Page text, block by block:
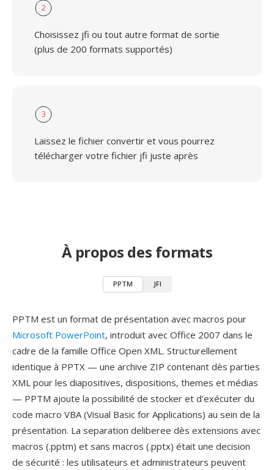
2
Choisissez jfi ou tout autre format de sortie
(plus de 200 formats supportés)
3
Laissez le fichier convertir et vous pourrez
télécharger votre fichier jfi juste après
À propos des formats
PPTM JFI
PPTM est un format de présentation avec macros pour
Microsoft PowerPoint, introduit avec Office 2007 dans le
cadre de la famille Office Open XML. Structurellement
identique à PPTX — une archive ZIP contenant dès parties
XML pour les diapositives, dispositions, themes et médias
— PPTM ajoute la possibilité de stocker et d'exécuter du
code macro VBA (Visual Basic for Applications) au sein de la
présentation. La separation deliberee dès extensions avec
macros (.pptm) et sans macros (.pptx) était une decision
de sécurité : les utilisateurs et administrateurs peuvent